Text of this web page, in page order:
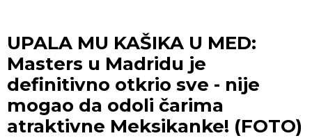
UPALA MU KAŠIKA U MED:
Masters u Madridu je
definitivno otkrio sve - nije
mogao da odoli čarima
atraktivne Meksikanke! (FOTO)